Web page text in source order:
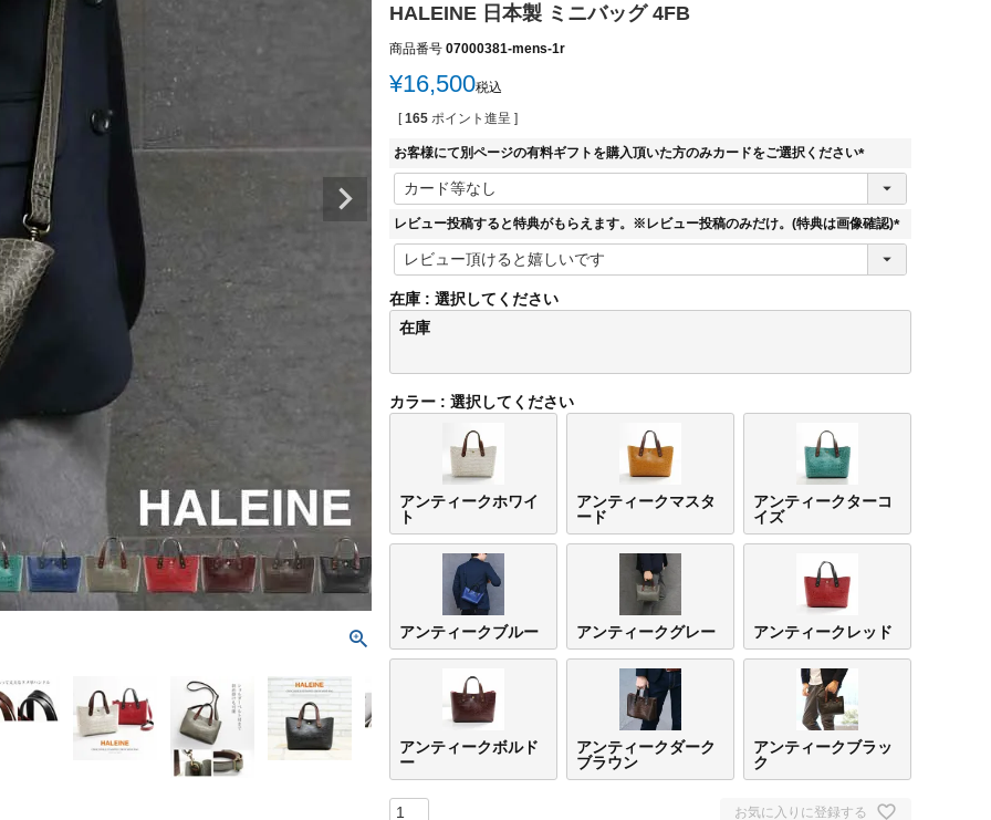
HALEINE 日本製 ミニバッグ 4FB
商品番号 07000381-mens-1r
¥16,500税込
[ 165 ポイント進呈 ]
お客様にて別ページの有料ギフトを購入頂いた方のみカードをご選択ください
(
須
レビュー投稿すると特典がもらえます。※レビュー投稿のみだけ。(特典は画像確認)
(
)
在庫
選択してください
在庫
カラー 選択してください
アンティークホワイ
ト
アンティークマスタ
ード
アンティークターコ
イズ
アンティークブルー アンティークグレー アンティークレッド
アンティークボルド
ー
アンティークダーク
ブラウン
アンティークブラッ
ク
お気に入りに登録する